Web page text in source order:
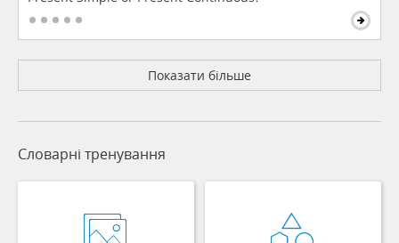
Показати більше
Словарні тренування